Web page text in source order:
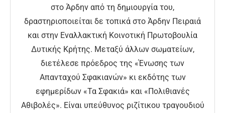
στο Άρδην από τη δημιουργία του,
δραστηριοποιείται δε τοπικά στο Άρδην Πειραιά
και στην Εναλλακτική Κοινοτική Πρωτοβουλία
Δυτικής Κρήτης. Μεταξύ άλλων σωματείων,
διετέλεσε πρόεδρος της «Ένωσης των
Απανταχού Σφακιανών» κι εκδότης των
εφημερίδων «Τα Σφακιά» και «Πολιθιανές
Αθιβολές». Είναι υπεύθυνος ριζίτικου τραγουδιού